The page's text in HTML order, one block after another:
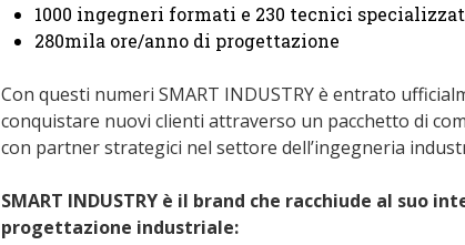
1000 ingegneri formati e 230 tecnici
280mila ore/anno di progettazione
Con questi numeri SMART INDUSTRY è entrato
conquistare nuovi clienti attraverso un pacchetto di
con partner strategici nel settore dell’ingegneria
SMART INDUSTRY è il brand che racchiude al suo
progettazione industriale: